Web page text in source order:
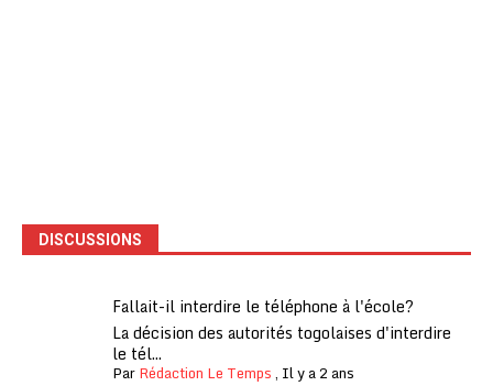
DISCUSSIONS
Fallait-il interdire le téléphone à l'école?
La décision des autorités togolaises d'interdire
le tél...
ParRédaction Le Temps, Il y a 2 ans